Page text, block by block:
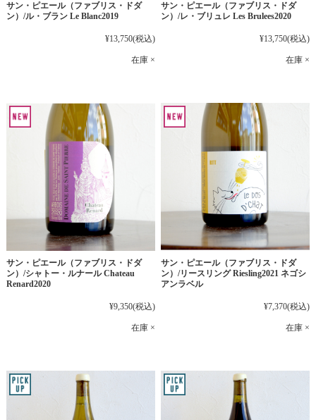
サン・ピエール（ファブリス・ドダ
ン）/ル・ブラン Le Blanc2019
¥13,750(税込)
在庫 ×
サン・ピエール（ファブリス・ドダ
ン）/レ・ブリュレ Les Brulees2020
¥13,750(税込)
在庫 ×
サン・ピエール（ファブリス・ドダ
ン）/シャトー・ルナール Chateau
Renard2020
¥9,350(税込)
在庫 ×
サン・ピエール（ファブリス・ドダ
ン）/リースリング Riesling2021 ネゴシ
アンラベル
¥7,370(税込)
在庫 ×